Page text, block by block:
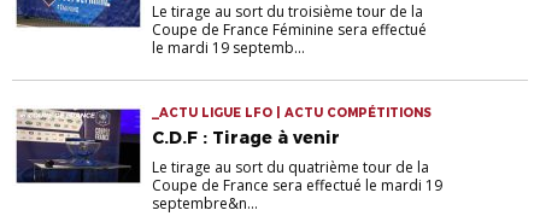
Le tirage au sort du troisième tour de la
Coupe de France Féminine sera effectué
le mardi 19 septemb...
_ACTU LIGUE LFO | ACTU COMPÉTITIONS
C.D.F : Tirage à venir
Le tirage au sort du quatrième tour de la
Coupe de France sera effectué le mardi 19
septembre&n...